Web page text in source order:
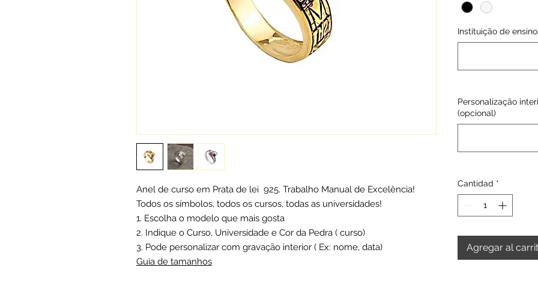
Anel de curso em Prata de lei 925. Trabalho Manual de Excelência!
Todos os símbolos, todos os cursos, todas as universidades!
1. Escolha o modelo que mais gosta
2. Indique o Curso, Universidade e Cor da Pedra ( curso)
3. Pode personalizar com gravação interior ( Ex: nome, data)
Guia de tamanhos
Instituição de
Personalização
(opcional)
Cantidad *
Agregar al